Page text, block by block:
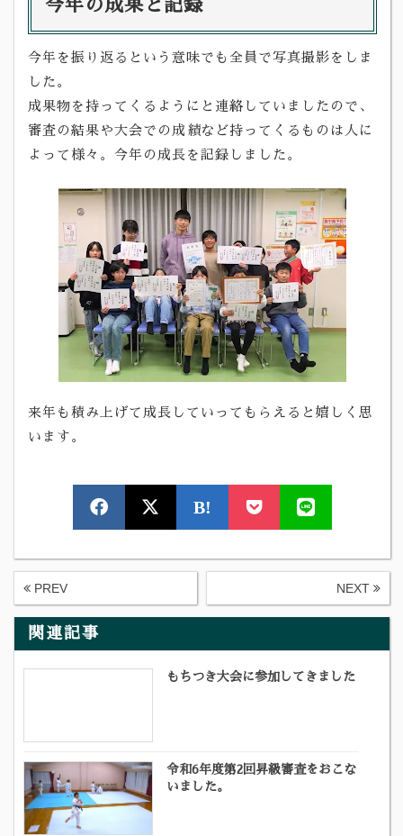
今年の成果と記録
今年を振り返るという意味でも全員で写真撮影をしま
した。
成果物を持ってくるようにと連絡していましたので、
審査の結果や大会での成績など持ってくるものは人に
よって様々。今年の成長を記録しました。
来年も積み上げて成長していってもらえると嬉しく思
います。
B!
PREV NEXT
関連記事
もちつき大会に参加してきました
令和6年度第2回昇級審査をおこな
いました。